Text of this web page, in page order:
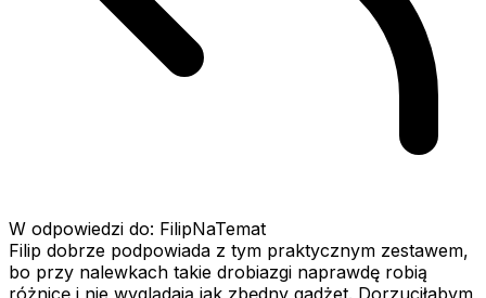
W odpowiedzi do: FilipNaTemat
Filip dobrze podpowiada z tym praktycznym zestawem,
bo przy nalewkach takie drobiazgi naprawdę robią
różnicę i nie wyglądają jak zbędny gadżet. Dorzuciłabym